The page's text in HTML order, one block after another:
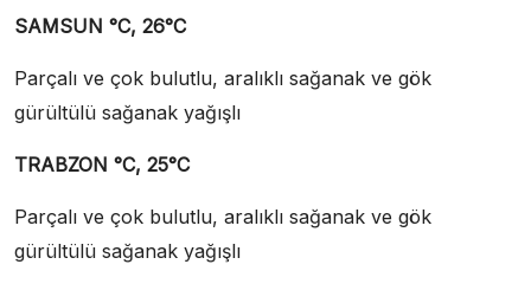
SAMSUN °C, 26°C
Parçalı ve çok bulutlu, aralıklı sağanak ve gök
gürültülü sağanak yağışlı
TRABZON °C, 25°C
Parçalı ve çok bulutlu, aralıklı sağanak ve gök
gürültülü sağanak yağışlı